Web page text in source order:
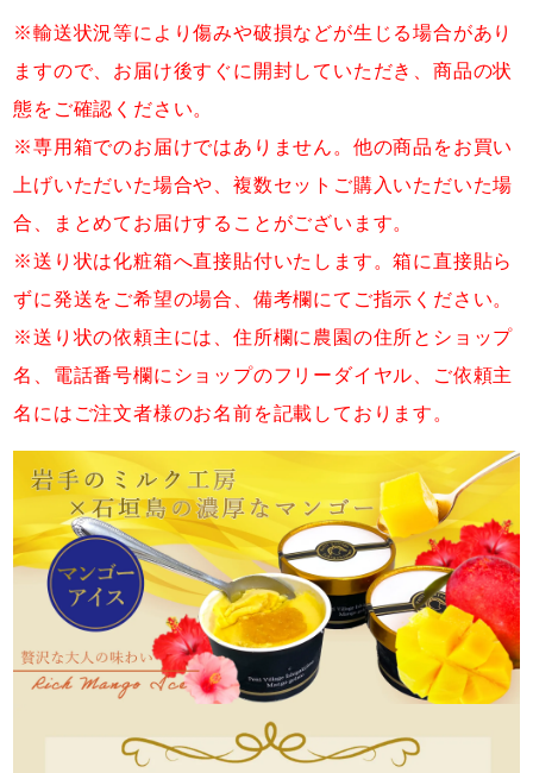
※輸送状況等により傷みや破損などが生じる場合があり
ますので、お届け後すぐに開封していただき、商品の状
態をご確認ください。
※専用箱でのお届けではありません。他の商品をお買い
上げいただいた場合や、複数セットご購入いただいた場
合、まとめてお届けすることがございます。
※送り状は化粧箱へ直接貼付いたします。箱に直接貼ら
ずに発送をご希望の場合、備考欄にてご指示ください。
※送り状の依頼主には、住所欄に農園の住所とショップ
名、電話番号欄にショップのフリーダイヤル、ご依頼主
名にはご注文者様のお名前を記載しております。